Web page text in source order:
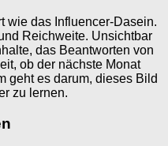
wie das Influencer-Dasein.
Reichweite. Unsichtbar
das Beantworten von
ob der nächste Monat
geht es darum, dieses Bild
zu lernen.